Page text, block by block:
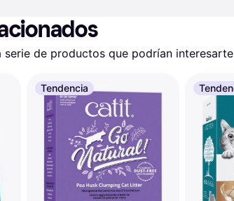
serie de productos que podrían
Tendencia